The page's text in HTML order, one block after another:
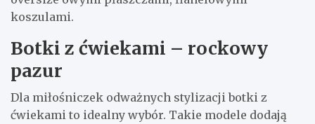
koszulami.
Botki z ćwiekami – rockowy
pazur
Dla miłośniczek odważnych stylizacji botki z
ćwiekami to idealny wybór. Takie modele dodają